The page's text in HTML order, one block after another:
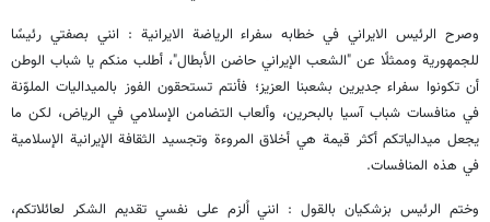
وصرح الرئيس الايراني في خطابه سفراء الرياضة الايرانية : انني بصفتي رئيسًا
للجمهورية وممثلًا عن "الشعب الإيراني حاضن الأبطال"، أطلب منكم يا شباب الوطن
أن تكونوا سفراء جديرين بشعبنا العزيز؛ فأنتم تستحقون الفوز بالميداليات الملوّنة
في منافسات شباب آسيا بالبحرين، وألعاب التضامن الإسلامي في الرياض، لكن ما
يجعل ميدالياتكم أكثر قيمة هي أخلاق المروءة وتجسيد الثقافة الإيرانية الإسلامية
في هذه المنافسات.
وختم الرئيس بزشكيان بالقول : انني اُلزم على نفسي تقديم الشكر لعائلاتكم،